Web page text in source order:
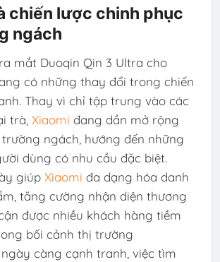
chiến lược chinh phục
ngách
ra mắt Duoqin Qin 3 Ultra cho
có những thay đổi trong chiến
Thay vì chỉ tập trung vào các
trà, Xiaomi đang dần mở rộng
ngách, hướng đến những
dùng có nhu cầu đặc biệt.
giúp Xiaomi đa dạng hóa danh
tăng cường nhận diện thương
được nhiều khách hàng tiềm
bối cảnh thị trường
càng cạnh tranh, việc tìm